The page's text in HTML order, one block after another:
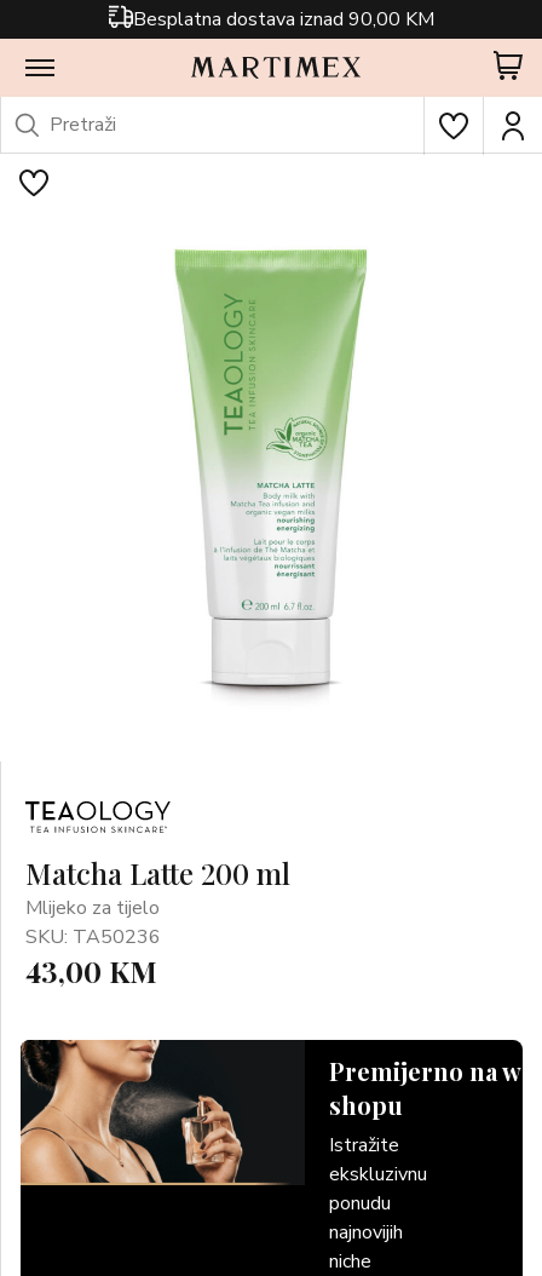
Besplatna dostava iznad 90,00 KM
Matcha Latte 200 ml
Mlijeko za tijelo
SKU: TA50236
43,00 KM
Premijerno na
shopu
Istražite
ekskluzivnu
ponudu
najnovijih
niche